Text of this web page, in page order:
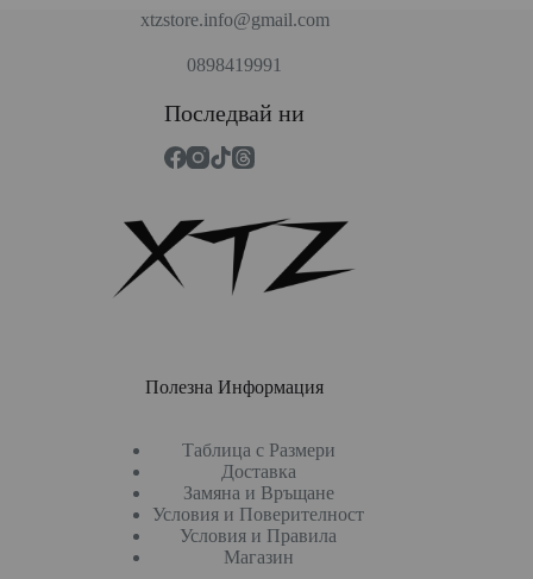
xtzstore.info@gmail.com
0898419991
Последвай ни
Полезна Информация
Таблица с Размери
Доставка
Замяна и Връщане
Условия и Поверителност
Условия и Правила
Магазин